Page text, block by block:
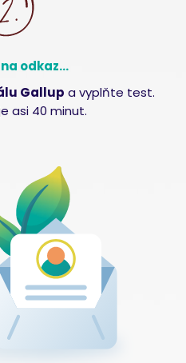
odkaz...
Gallup a vyplňte test.
asi 40 minut.